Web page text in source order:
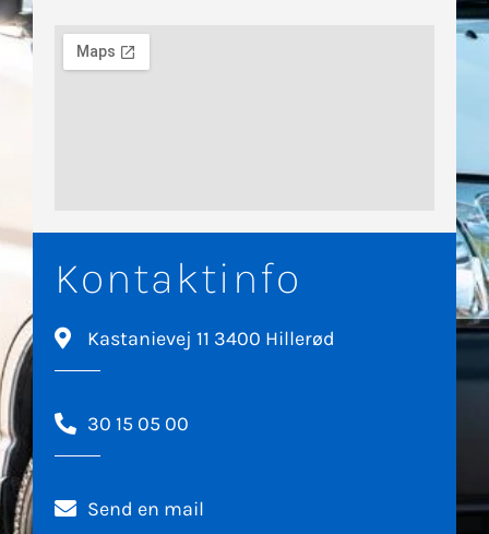
Kontaktinfo
Kastanievej 11 3400 Hillerød
30 15 05 00
Send en mail